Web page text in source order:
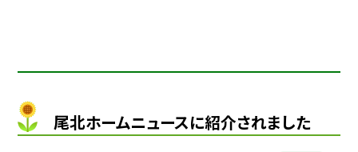
尾北ホームニュースに紹介されました